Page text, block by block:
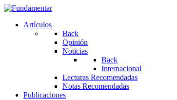
Artículos
Back
Opinión
Noticias
Back
Internacional
Lecturas Recomendadas
Notas Recomendadas
Publicaciones